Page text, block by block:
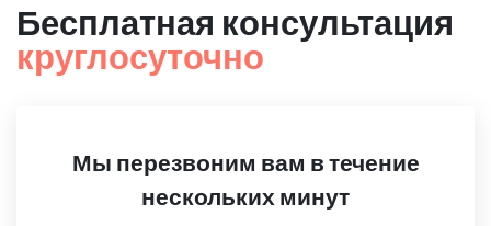
Бесплатная консультация
круглосуточно
Мы перезвоним вам в течение
нескольких минут